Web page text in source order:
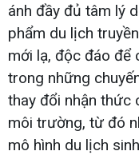
ánh đầy đủ tâm lý
phẩm du lịch
mới lạ, độc đáo để
trong những
thay đổi nhận thức
môi trường, từ đó
mô hình du lịch